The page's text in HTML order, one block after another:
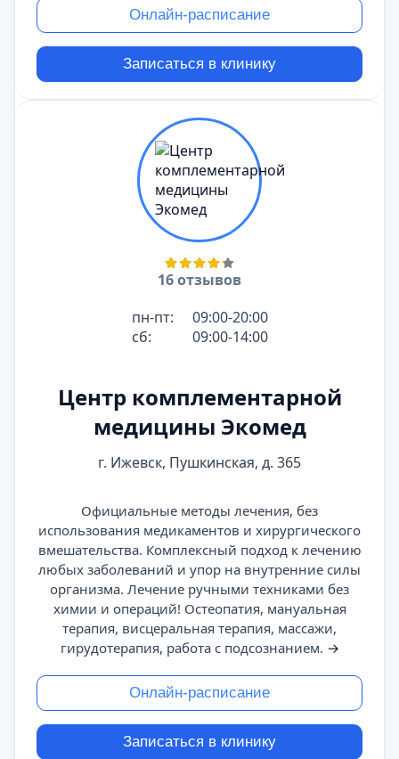
Онлайн-расписание
Записаться в клинику
16 отзывов
пн-пт:
09:00-20:00
сб:
09:00-14:00
Центр комплементарной
медицины Экомед
г. Ижевск, Пушкинская, д. 365
Официальные методы лечения, без
использования медикаментов и хирургического
вмешательства. Комплексный подход к лечению
любых заболеваний и упор на внутренние силы
организма. Лечение ручными техниками без
химии и операций! Остеопатия, мануальная
терапия, висцеральная терапия, массажи,
гирудотерапия, работа с подсознанием. →
Онлайн-расписание
Записаться в клинику